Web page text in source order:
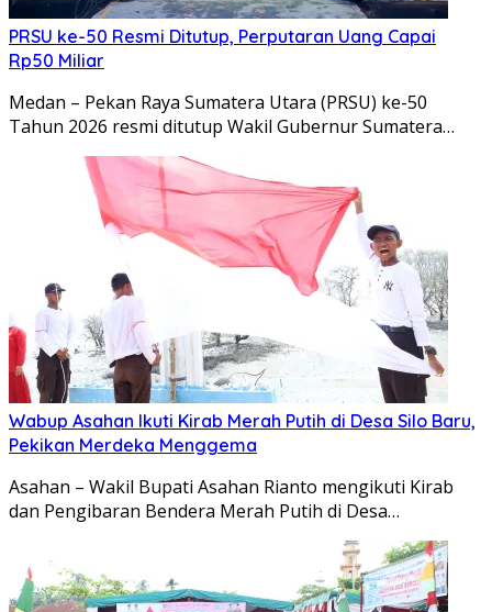
PRSU ke-50 Resmi Ditutup, Perputaran Uang Capai
Rp50 Miliar
Medan – Pekan Raya Sumatera Utara (PRSU) ke-50
Tahun 2026 resmi ditutup Wakil Gubernur Sumatera…
Wabup Asahan Ikuti Kirab Merah Putih di Desa Silo Baru,
Pekikan Merdeka Menggema
Asahan – Wakil Bupati Asahan Rianto mengikuti Kirab
dan Pengibaran Bendera Merah Putih di Desa…